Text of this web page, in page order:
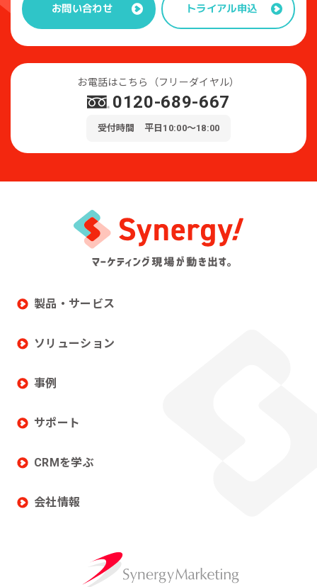
お問い合わせ トライアル申込
お電話はこちら（フリーダイヤル）
0120-689-667
受付時間 平日10:00～18:00
製品・サービス
ソリューション
事例
サポート
CRMを学ぶ
会社情報